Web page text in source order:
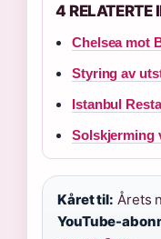
4 RELATERTE
Chelsea mot
Styring av
Istanbul
Solskjerming
Kåret til: Årets
YouTube-